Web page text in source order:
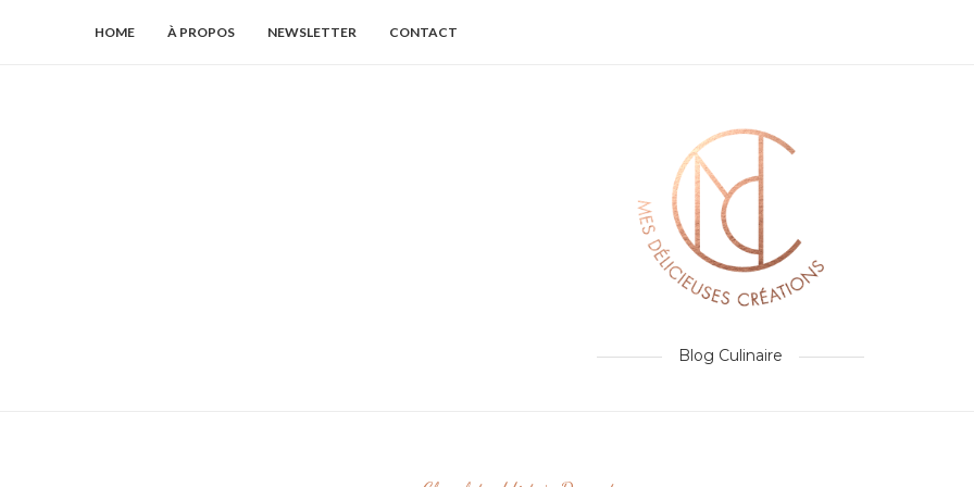
HOME À PROPOS NEWSLETTER CONTACT
Blog Culinaire